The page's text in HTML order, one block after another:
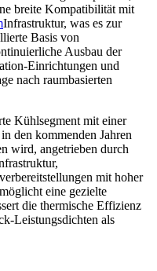
breite Kompatibilität mit
Infrastruktur, was es zur
Basis von
Ausbau der
Einrichtungen und
nach raumbasierten
Kühlsegment mit einer
den kommenden Jahren
wird, angetrieben durch
mit hoher
eine gezielte
die thermische Effizienz
Leistungsdichten als